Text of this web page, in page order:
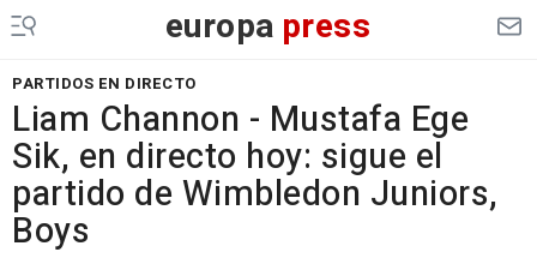
europa press
PARTIDOS EN DIRECTO
Liam Channon - Mustafa Ege
Sik, en directo hoy: sigue el
partido de Wimbledon Juniors,
Boys